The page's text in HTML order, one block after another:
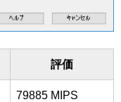
評価
79885 MIPS